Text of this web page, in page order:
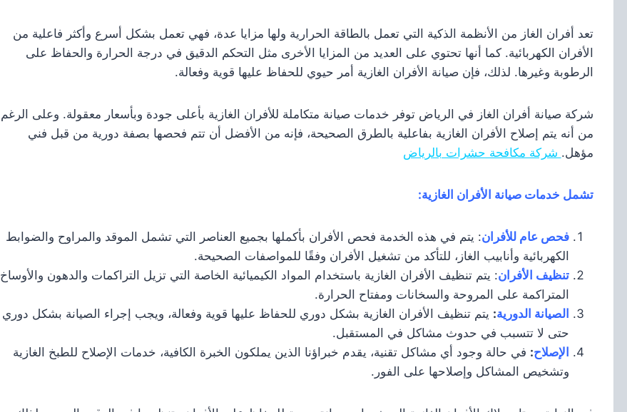
تعد أفران الغاز من الأنظمة الذكية التي تعمل بالطاقة الحرارية ولها مزايا عدة، فهي تعمل بشكل أسرع وأكثر فاعلية من
الأفران الكهربائية. كما أنها تحتوي على العديد من المزايا الأخرى مثل التحكم الدقيق في درجة الحرارة والحفاظ على
الرطوبة وغيرها. لذلك، فإن صيانة الأفران الغازية أمر حيوي للحفاظ عليها قوية وفعالة.
شركة صيانة أفران الغاز في الرياض توفر خدمات صيانة متكاملة للأفران الغازية بأعلى جودة وبأسعار معقولة. وعلى الرغم
من أنه يتم إصلاح الأفران الغازية بفاعلية بالطرق الصحيحة، فإنه من الأفضل أن تتم فحصها بصفة دورية من قبل فني
مؤهل. شركة مكافحة حشرات بالرياض
تشمل خدمات صيانة الأفران الغازية:
فحص عام للأفران: يتم في هذه الخدمة فحص الأفران بأكملها بجميع العناصر التي تشمل الموقد والمراوح والضوابط
الكهربائية وأنابيب الغاز، للتأكد من تشغيل الأفران وفقًا للمواصفات الصحيحة.
تنظيف الأفران: يتم تنظيف الأفران الغازية باستخدام المواد الكيميائية الخاصة التي تزيل التراكمات والدهون والأوساخ
المتراكمة على المروحة والسخانات ومفتاح الحرارة.
الصيانة الدورية: يتم تنظيف الأفران الغازية بشكل دوري للحفاظ عليها قوية وفعالة، ويجب إجراء الصيانة بشكل دوري
حتى لا تتسبب في حدوث مشاكل في المستقبل.
الإصلاح: في حالة وجود أي مشاكل تقنية، يقدم خبراؤنا الذين يملكون الخبرة الكافية، خدمات الإصلاح للطبخ الغازية
وتشخيص المشاكل وإصلاحها على الفور.